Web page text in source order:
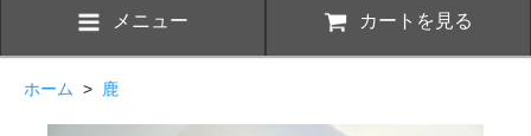
メニュー カートを見る
ホーム > 鹿